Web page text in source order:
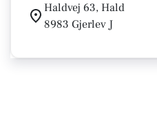
Haldvej 63, Hald
8983 Gjerlev J